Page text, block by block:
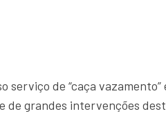
de “caça
grandes intervenções